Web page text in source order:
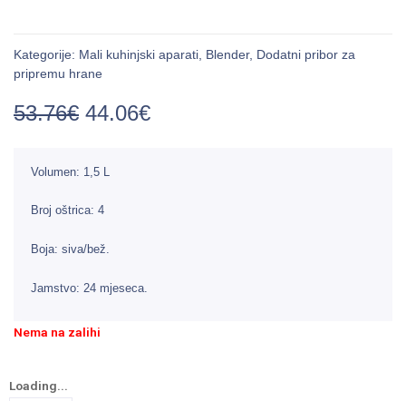
Kategorije: Mali kuhinjski aparati Blender, Dodatni pribor za
pripremu hrane
53.76€ 44.06€
Volumen: 1,5 L
Broj oštrica: 4
Boja: siva/bež.
Jamstvo: 24 mjeseca.
Nema na zalihi
Loading...